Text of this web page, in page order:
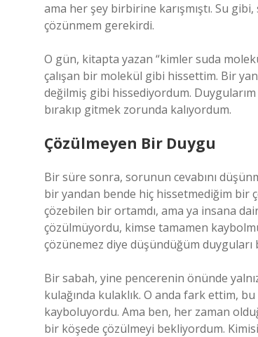
ama her şey birbirine karışmıştı. Su
çözünmem gerekirdi.
O gün, kitapta yazan “kimler suda
çalışan bir molekül gibi hissettim. Bir
değilmiş gibi hissediyordum.
bırakıp gitmek zorunda kalıyordum.
Çözülmeyen Bir Duygu
Bir süre sonra, sorunun cevabını
bir yandan bende hiç hissetmediğim bir
çözebilen bir ortamdı, ama ya insana
çözülmüyordu, kimse tamamen
çözünemez diye düşündüğüm duyguları
Bir sabah, yine pencerenin önünde
kulağında kulaklık. O anda fark ettim,
kayboluyordu. Ama ben, her zaman
bir köşede çözülmeyi bekliyordum.